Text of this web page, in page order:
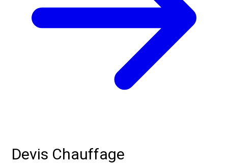
Devis Chauffage